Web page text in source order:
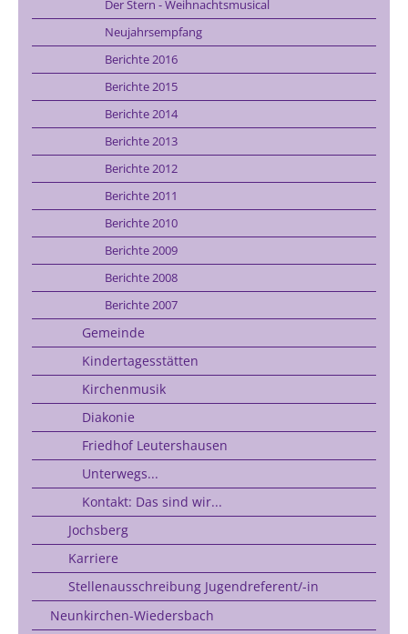
Der Stern - Weihnachtsmusical
Neujahrsempfang
Berichte 2016
Berichte 2015
Berichte 2014
Berichte 2013
Berichte 2012
Berichte 2011
Berichte 2010
Berichte 2009
Berichte 2008
Berichte 2007
Gemeinde
Kindertagesstätten
Kirchenmusik
Diakonie
Friedhof Leutershausen
Unterwegs...
Kontakt: Das sind wir...
Jochsberg
Karriere
Stellenausschreibung Jugendreferent/-in
Neunkirchen-Wiedersbach